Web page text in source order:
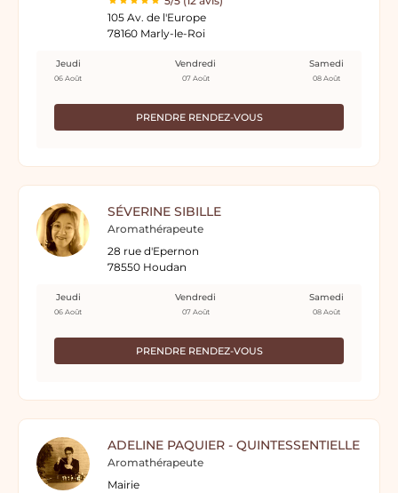
105 Av. de l'Europe
78160 Marly-le-Roi
PRENDRE RENDEZ-VOUS
Jeudi
06 Août
Vendredi
07 Août
Samedi
08 Août
SÉVERINE SIBILLE
Aromathérapeute
28 rue d'Epernon
78550 Houdan
PRENDRE RENDEZ-VOUS
Jeudi
06 Août
Vendredi
07 Août
Samedi
08 Août
ADELINE PAQUIER - QUINTESSENTIELLE
Aromathérapeute
Mairie